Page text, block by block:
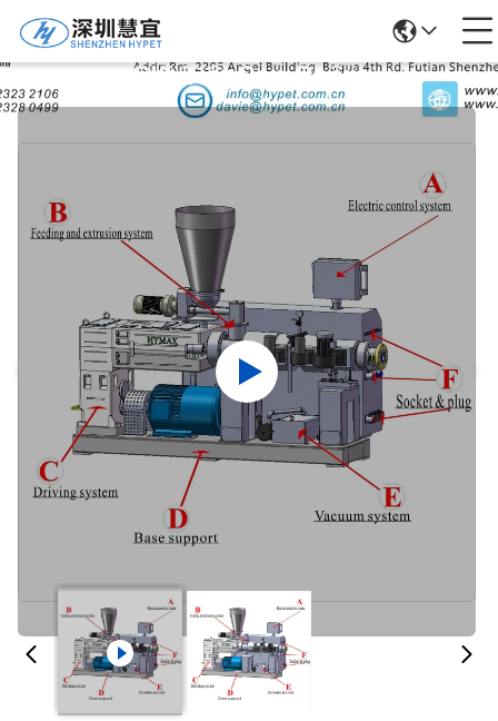
Chi Tiết Sản Phẩm